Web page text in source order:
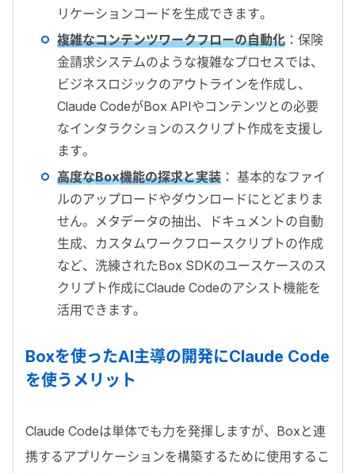
リケーションコードを生成できます。
複雑なコンテンツワークフローの自動化 ：保険
金請求システムのような複雑なプロセスでは、
ビジネスロジックのアウトラインを作成し、
Claude CodeがBox APIやコンテンツとの必要
なインタラクションのスクリプト作成を支援し
ます。
高度なBox機能の探求と実装 ： 基本的なファイ
ルのアップロードやダウンロードにとどまりま
せん。メタデータの抽出、ドキュメントの自動
生成、カスタムワークフロースクリプトの作成
など、洗練されたBox SDKのユースケースのス
クリプト作成にClaude Codeのアシスト機能を
活用できます。
Boxを使ったAI主導の開発にClaude Code
を使うメリット
Claude Codeは単体でも力を発揮しますが、Boxと連
携するアプリケーションを構築するために使用するこ